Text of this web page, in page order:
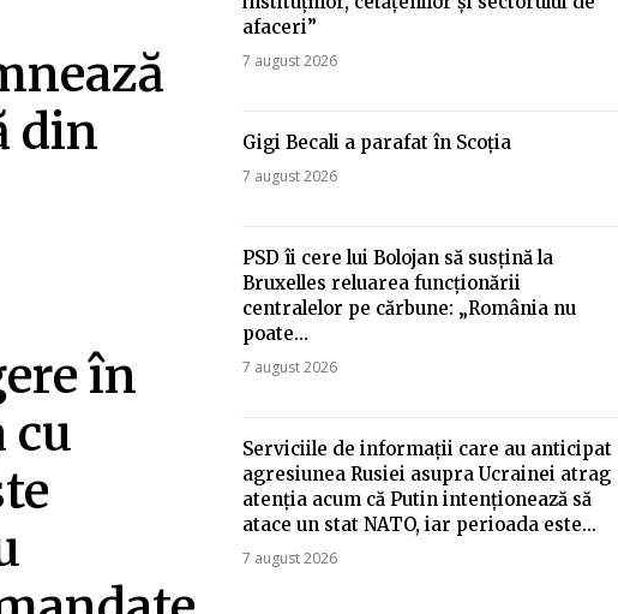
din
în
cu
afaceri”
7 august 2026
Gigi Becali a parafat în Scoția
7 august 2026
PSD îi cere lui Bolojan să susțină la
Bruxelles reluarea funcționării
centralelor pe cărbune: „România nu
poate…
7 august 2026
Serviciile de informații care au anticipat
agresiunea Rusiei asupra Ucrainei atrag
atenția acum că Putin intenționează să
atace un stat NATO, iar perioada este...
7 august 2026